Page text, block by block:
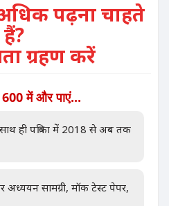
पढ़ना चाहते
हैं?
ग्रहण करें
600 में और पाएं...
साथ ही पत्रिका में 2018 से अब तक
अध्ययन सामग्री, मॉक टेस्ट पेपर,